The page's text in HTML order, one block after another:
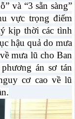
và “3 sẵn sàng”
vực trọng điểm
kịp thời các tình
hậu quả do mưa
mưa lũ cho Ban
án sơ tán
cơ cao về lũ